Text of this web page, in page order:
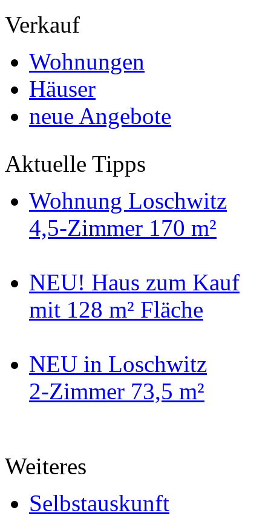
Verkauf
Wohnungen
Häuser
neue Angebote
Aktuelle Tipps
Wohnung Loschwitz
4,5-Zimmer 170 m²
NEU! Haus zum Kauf
mit 128 m² Fläche
NEU in Loschwitz
2-Zimmer 73,5 m²
Weiteres
Selbstauskunft